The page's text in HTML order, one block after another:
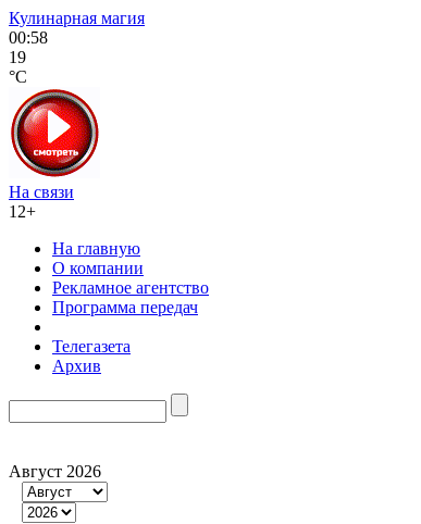
Кулинарная магия
00:58
19
°C
На связи
12+
На главную
О компании
Рекламное агентство
Программа передач
Телегазета
Архив
Август 2026